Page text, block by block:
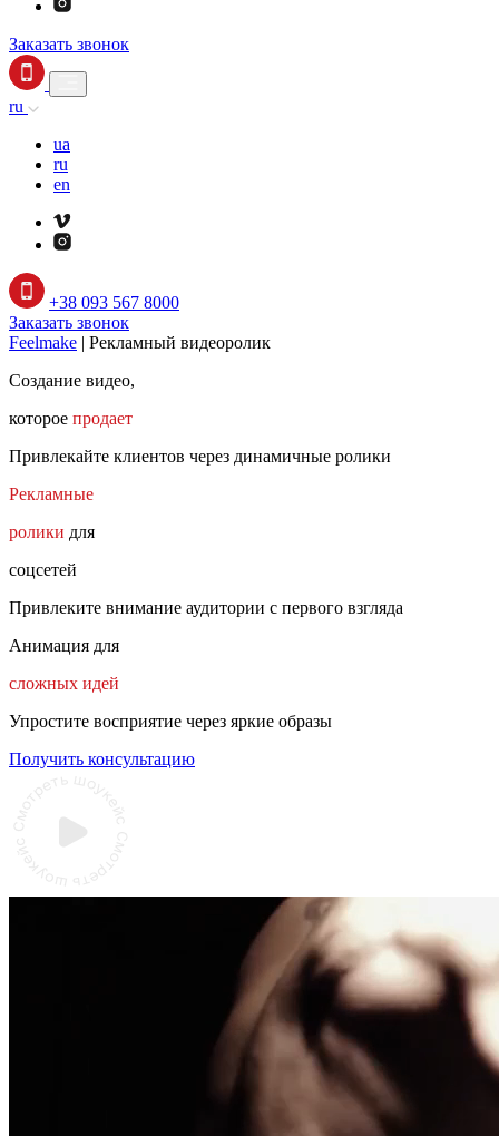
Заказать звонок
ru
ua
ru
en
+38 093 567 8000
Заказать звонок
Feelmake | Рекламный видеоролик
Создание видео,
которое продает
Привлекайте клиентов через динамичные ролики
Рекламные
ролики для
соцсетей
Привлеките внимание аудитории с первого взгляда
Анимация для
сложных идей
Упростите восприятие через яркие образы
Получить консультацию